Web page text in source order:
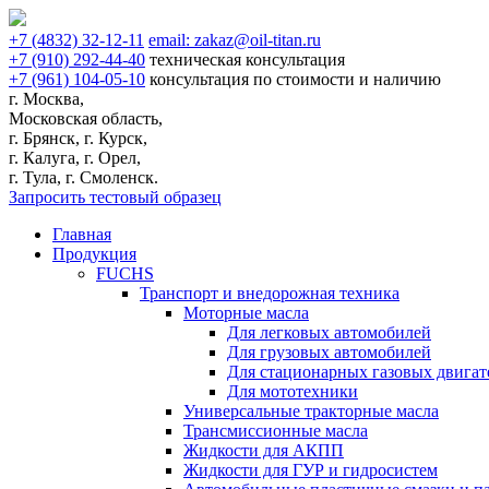
+7 (4832) 32-12-11 email: zakaz@oil-titan.ru
+7 (910) 292-44-40 техническая консультация
+7 (961) 104-05-10 консультация по стоимости и наличию
г. Москва,
Московская область,
г. Брянск, г. Курск,
г. Калуга, г. Орел,
г. Тула, г. Смоленск.
Запросить тестовый образец
Главная
Продукция
FUCHS
Транспорт и внедорожная техника
Моторные масла
Для легковых автомобилей
Для грузовых автомобилей
Для стационарных газовых
Для мототехники
Универсальные тракторные масла
Трансмиссионные масла
Жидкости для АКПП
Жидкости для ГУР и гидросистем